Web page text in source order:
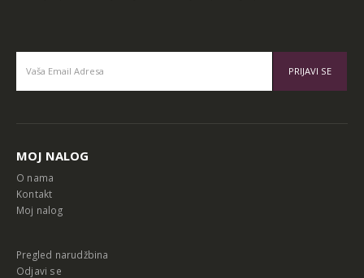
MOJ NALOG
O nama
Kontakt
Moj nalog
Pregled narudžbina
Odjavi se